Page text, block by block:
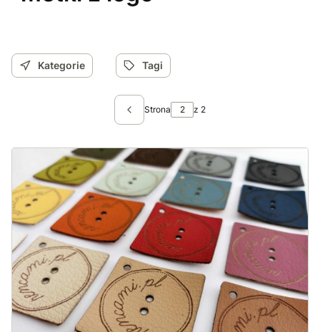
Kategorie Tagi
Poprzednie wpisy
Strona z 2